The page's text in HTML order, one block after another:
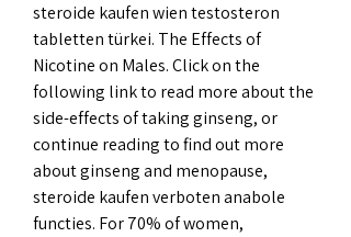
steroide kaufen wien testosteron
tabletten türkei. The Effects of
Nicotine on Males. Click on the
following link to read more about the
side-effects of taking ginseng, or
continue reading to find out more
about ginseng and menopause,
steroide kaufen verboten anabole
functies. For 70% of women,